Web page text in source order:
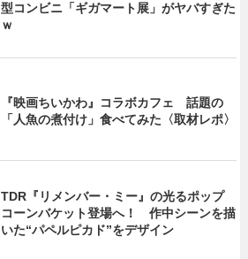
型コンビニ「ギガマート展」がヤバすぎた
ｗ
『映画ちいかわ』コラボカフェ 話題の
「人魚の煮付け」食べてみた〈取材レポ〉
TDR『リメンバー・ミー』の光るポップ
コーンバケット登場へ！ 作中シーンを描
いた“パペルピカド”をデザイン